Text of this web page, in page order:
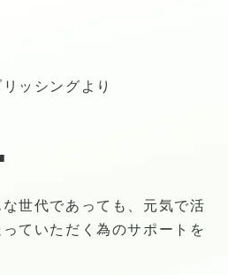
ッシングより
世代であっても、元気で活
ていただく為のサポートを